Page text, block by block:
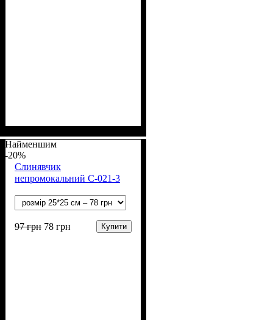
Найменшим
-20%
Слинявчик
непромокальний С-021-3
97грн 78 грн Купити